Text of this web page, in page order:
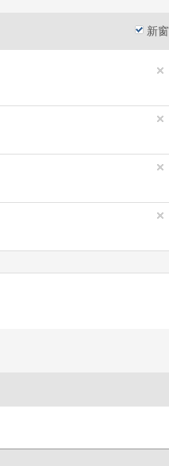
新窗